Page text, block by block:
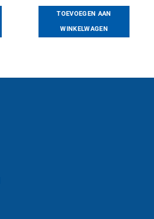
TOEVOEGEN AAN
WINKELWAGEN